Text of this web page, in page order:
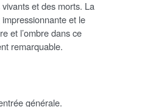
et des morts. La
et le
et l’ombre dans ce
remarquable.
générale.